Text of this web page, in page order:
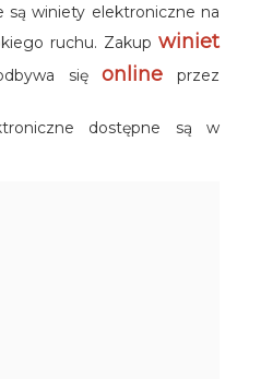
są winiety elektroniczne na
ruchu. Zakupwiniet
sięonline przez
dostępne są w